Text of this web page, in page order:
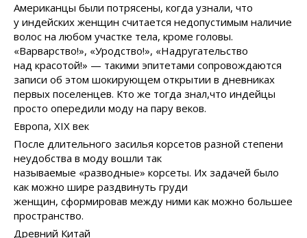
Американцы были потрясены, когда узнали, что
у индейских женщин считается недопустимым наличие
волос на любом участке тела, кроме головы.
«Варварство!», «Уродство!», «Надругательство
над красотой!» — такими эпитетами сопровождаются
записи об этом шокирующем открытии в дневниках
первых поселенцев. Кто же тогда знал,что индейцы
просто опередили моду на пару веков.
Европа, XIX век
После длительного засилья корсетов разной степени
неудобства в моду вошли так
называемые «разводные» корсеты. Их задачей было
как можно шире раздвинуть груди
женщин, сформировав между ними как можно большее
пространство.
Древний Китай